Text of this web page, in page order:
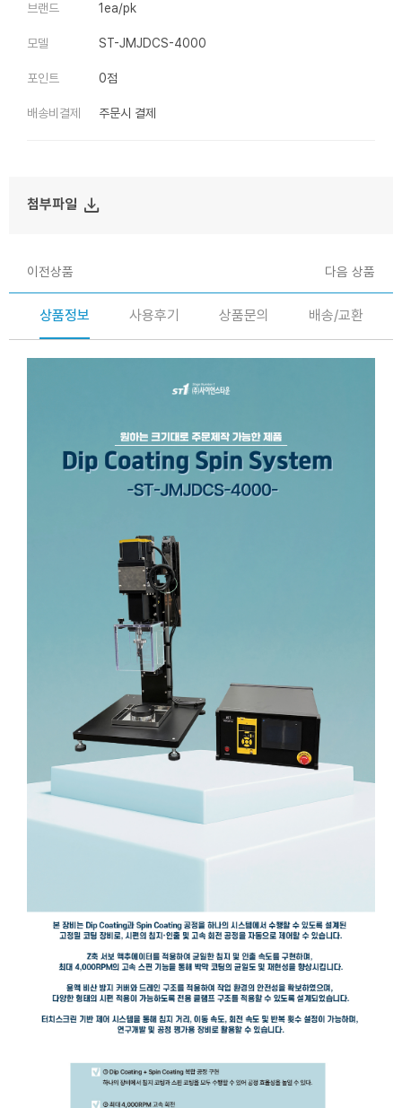
브랜드 1ea/pk
모델 ST-JMJDCS-4000
포인트 0점
배송비결제 주문시 결제
첨부파일 file_download
이전상품 다음 상품
상품정보 사용후기 상품문의 배송/교환